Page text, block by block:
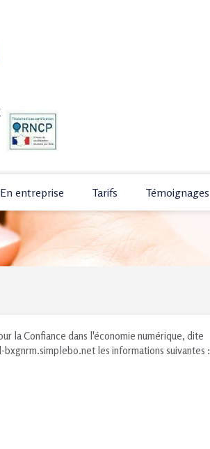
En entreprise Tarifs Témoignages
la Confiance dans l'économie numérique, dite
les informations suivantes :